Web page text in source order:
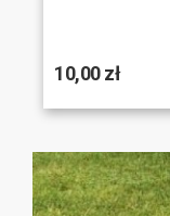
10,00 zł